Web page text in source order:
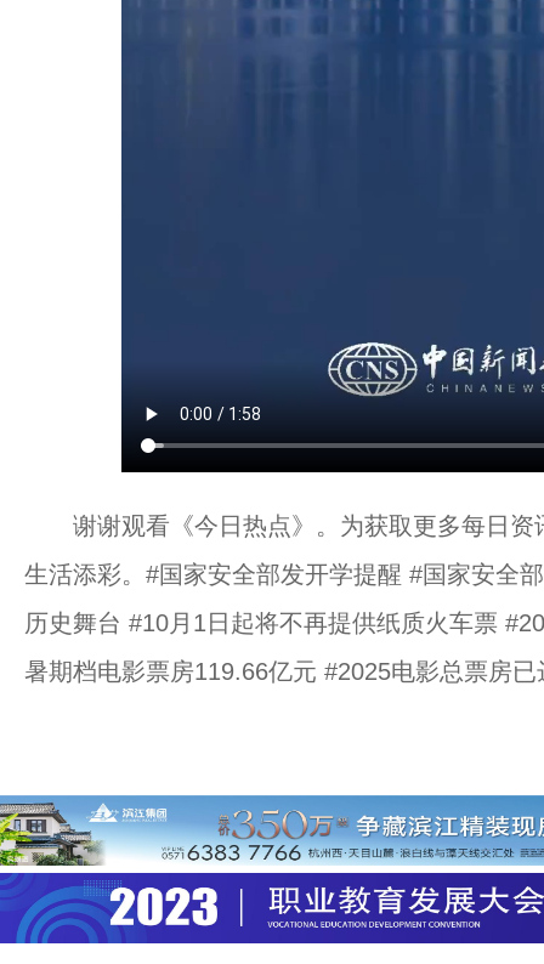
谢谢观看《今日热点》。为获取更多每日资
生活添彩。#国家安全部发开学提醒 #国家安全
历史舞台 #10月1日起将不再提供纸质火车票
暑期档电影票房119.66亿元 #2025电影总票房